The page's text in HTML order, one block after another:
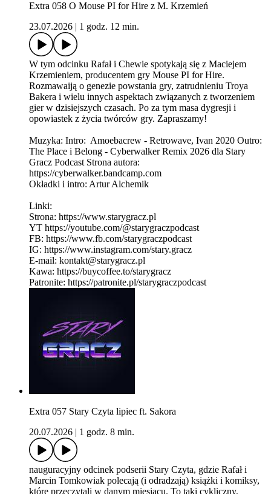
Extra 058 O Mouse PI for Hire z M. Krzemień
23.07.2026
1 godz. 12 min.
W tym odcinku Rafał i Chewie spotykają się z Maciejem
Krzemieniem, producentem gry Mouse PI for Hire.
Rozmawaiją o genezie powstania gry, zatrudnieniu Troya
Bakera i wielu innych aspektach związanych z tworzeniem
gier w dzisiejszych czasach. Po za tym masa dygresji i
opowiastek z życia twórców gry. Zapraszamy!
Muzyka: Intro: Amoebacrew - Retrowave, Ivan 2020 Outro:
The Place i Belong - Cyberwalker Remix 2026 dla Stary
Gracz Podcast Strona autora:
https://cyberwalker.bandcamp.com
Okładki i intro: Artur Alchemik
Linki:
Strona: https://www.starygracz.pl
YT https://youtube.com/@starygraczpodcast
FB: https://www.fb.com/starygraczpodcast
IG: https://www.instagram.com/stary.gracz
E-mail: kontakt@starygracz.pl
Kawa: https://buycoffee.to/starygracz
Patronite: https://patronite.pl/starygraczpodcast
Extra 057 Stary Czyta lipiec ft. Sakora
20.07.2026
1 godz. 8 min.
nauguracyjny odcinek podserii Stary Czyta, gdzie Rafał i
Marcin Tomkowiak polecają (i odradzają) książki i komiksy,
które przeczytali w danym miesiącu. To taki cykliczny,